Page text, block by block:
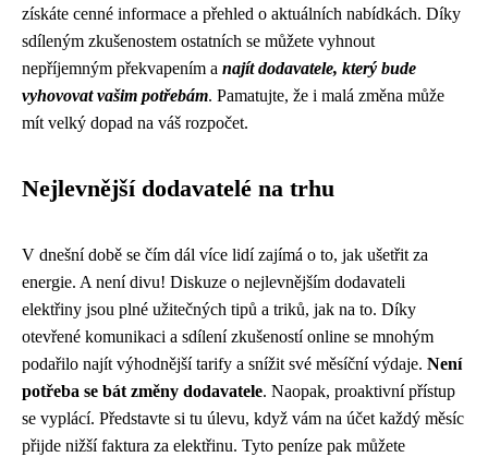
získáte cenné informace a přehled o aktuálních nabídkách. Díky
sdíleným zkušenostem ostatních se můžete vyhnout
nepříjemným překvapením a najít dodavatele, který bude
vyhovovat vašim potřebám. Pamatujte, že i malá změna může
mít velký dopad na váš rozpočet.
Nejlevnější dodavatelé na trhu
V dnešní době se čím dál více lidí zajímá o to, jak ušetřit za
energie. A není divu! Diskuze o nejlevnějším dodavateli
elektřiny jsou plné užitečných tipů a triků, jak na to. Díky
otevřené komunikaci a sdílení zkušeností online se mnohým
podařilo najít výhodnější tarify a snížit své měsíční výdaje. Není
potřeba se bát změny dodavatele. Naopak, proaktivní přístup
se vyplácí. Představte si tu úlevu, když vám na účet každý měsíc
přijde nižší faktura za elektřinu. Tyto peníze pak můžete